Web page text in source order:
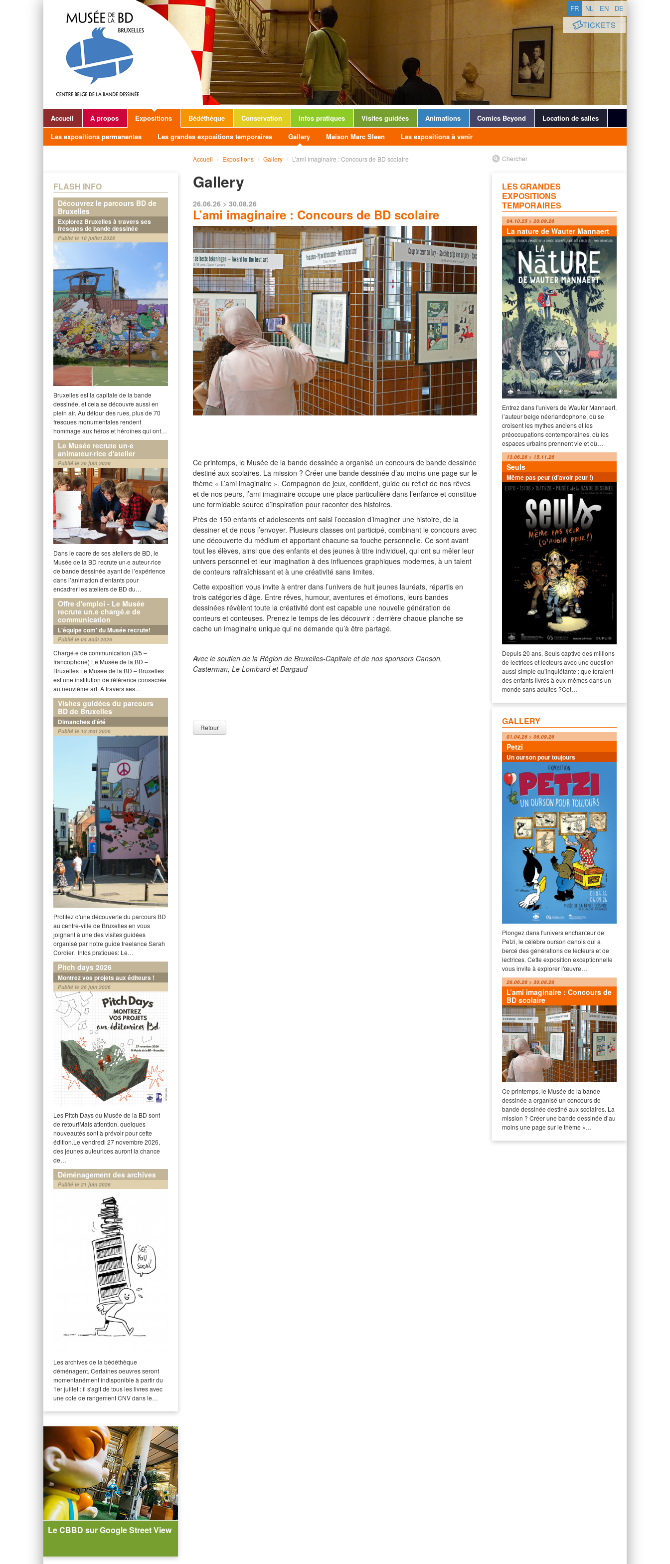
TICKETS
FR NL EN DE
Accueil À propos
Expositions
Les expositions permanentes
Les grandes expositions temporaires Gallery Maison Marc Sleen Les expositions à venir
Bédéthèque Conservation Infos pratiques Visites guidées Animations Comics Beyond Location de salles
FLASH INFO
Découvrez le parcours BD de
Bruxelles
Explorez Bruxelles à travers ses
fresques de bande dessinée
Publié le 10 juillet 2026
Bruxelles est la capitale de la bande
dessinée, et cela se découvre aussi en
plein air. Au détour des rues, plus de 70
fresques monumentales rendent
hommage aux héros et héroïnes qui ont…
Le Musée recrute un·e
animateur·rice d'atelier
Publié le 26 juin 2026
Dans le cadre de ses ateliers de BD, le
Musée de la BD recrute un·e auteur·rice
de bande dessinée ayant de l’expérience
dans l’animation d’enfants pour
encadrer les ateliers de BD du…
Offre d'emploi - Le Musée
recrute un.e chargé.e de
communication
L'équipe com' du Musée recrute!
Publié le 04 août 2026
Chargé·e de communication (3/5 –
francophone) Le Musée de la BD –
Bruxelles Le Musée de la BD – Bruxelles
est une institution de référence consacrée
au neuvième art. À travers ses…
Visites guidées du parcours
BD de Bruxelles
Dimanches d'été
Publié le 13 mai 2026
Profitez d'une découverte du parcours BD
au centre-ville de Bruxelles en vous
joignant à une des visites guidées
organisé par notre guide freelance Sarah
Cordier. Infos pratiques: Le…
Pitch days 2026
Montrez vos projets aux éditeurs !
Publié le 26 juin 2026
Les Pitch Days du Musée de la BD sont
de retour!Mais attention, quelques
nouveautés sont à prévoir pour cette
édition.Le vendredi 27 novembre 2026,
des jeunes auteurices auront la chance
de…
Déménagement des archives
Publié le 21 juin 2026
Les archives de la bédéthèque
déménagent. Certaines oeuvres seront
momentanément indisponible à partir du
1er juillet : il s'agit de tous les livres avec
une cote de rangement CNV dans le…
Le CBBD sur Google Street View
Accueil / Expositions / Gallery / L’ami imaginaire : Concours de BD scolaire
Gallery
26.06.26 > 30.08.26
L’ami imaginaire : Concours de BD scolaire
Ce printemps, le Musée de la bande dessinée a organisé un concours de bande dessinée
destiné aux scolaires. La mission ? Créer une bande dessinée d’au moins une page sur le
thème « L’ami imaginaire ». Compagnon de jeux, confident, guide ou reflet de nos rêves
et de nos peurs, l’ami imaginaire occupe une place particulière dans l’enfance et constitue
une formidable source d’inspiration pour raconter des histoires.
Près de 150 enfants et adolescents ont saisi l’occasion d’imaginer une histoire, de la
dessiner et de nous l’envoyer. Plusieurs classes ont participé, combinant le concours avec
une découverte du médium et apportant chacune sa touche personnelle. Ce sont avant
tout les élèves, ainsi que des enfants et des jeunes à titre individuel, qui ont su mêler leur
univers personnel et leur imagination à des influences graphiques modernes, à un talent
de conteurs rafraîchissant et à une créativité sans limites.
Cette exposition vous invite à entrer dans l’univers de huit jeunes lauréats, répartis en
trois catégories d’âge. Entre rêves, humour, aventures et émotions, leurs bandes
dessinées révèlent toute la créativité dont est capable une nouvelle génération de
conteurs et conteuses. Prenez le temps de les découvrir : derrière chaque planche se
cache un imaginaire unique qui ne demande qu’à être partagé.
Avec le soutien de la Région de Bruxelles-Capitale et de nos sponsors Canson,
Casterman, Le Lombard et Dargaud
Retour
Chercher
LES GRANDES
EXPOSITIONS
TEMPORAIRES
04.10.25 > 20.09.26
La nature de Wauter Mannaert
Entrez dans l'univers de Wauter Mannaert,
l’auteur belge néerlandophone, où se
croisent les mythes anciens et les
préoccupations contemporaines, où les
espaces urbains prennent vie et où…
13.06.26 > 15.11.26
Seuls
Même pas peur (d'avoir peur !)
Depuis 20 ans, Seuls captive des millions
de lectrices et lecteurs avec une question
aussi simple qu’inquiétante : que feraient
des enfants livrés à eux-mêmes dans un
monde sans adultes ?Cet…
GALLERY
01.04.26 > 06.09.26
Petzi
Un ourson pour toujours
Plongez dans l'univers enchanteur de
Petzi, le célèbre ourson danois qui a
bercé des générations de lecteurs et de
lectrices. Cette exposition exceptionnelle
vous invite à explorer l'œuvre…
26.06.26 > 30.08.26
L’ami imaginaire : Concours de
BD scolaire
Ce printemps, le Musée de la bande
dessinée a organisé un concours de
bande dessinée destiné aux scolaires. La
mission ? Créer une bande dessinée d’au
moins une page sur le thème «…